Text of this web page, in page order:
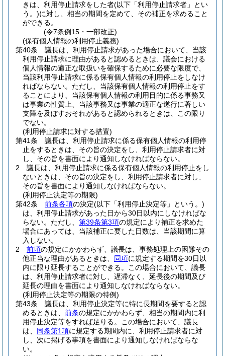
きは、利用停止請求をした者(以下「利用停止請求者」とい
う。)に対し、相当の期間を定めて、その補正を求めること
ができる。
(令7条例15・一部改正)
(保有個人情報の利用停止義務)
第40条
議長は、利用停止請求があった場合において、当該
利用停止請求に理由があると認めるときは、議会における
個人情報の適正な取扱いを確保するために必要な限度で、
当該利用停止請求に係る保有個人情報の利用停止をしなけ
ればならない。 ただし、当該保有個人情報の利用停止をす
ることにより、当該保有個人情報の利用目的に係る事務又
は事業の性質上、当該事務又は事業の適正な遂行に著しい
支障を及ぼすおそれがあると認められるときは、この限り
でない。
(利用停止請求に対する措置)
第41条
議長は、利用停止請求に係る保有個人情報の利用停
止をするときは、その旨の決定をし、利用停止請求者に対
し、その旨を書面により通知しなければならない。
2
議長は、利用停止請求に係る保有個人情報の利用停止をし
ないときは、その旨の決定をし、利用停止請求者に対し、
その旨を書面により通知しなければならない。
(利用停止決定等の期限)
第42条
前条各項の決定(以下「利用停止決定等」という。)
は、利用停止請求があった日から30日以内にしなければな
らない。 ただし、 第39条第3項の規定により補正を求めた
場合にあっては、当該補正に要した日数は、当該期間に算
入しない。
2
前項の規定にかかわらず、議長は、事務処理上の困難その
他正当な理由があるときは、 同項に規定する期間を30日以
内に限り延長することができる。
この場合において、議長
は、利用停止請求者に対し、遅滞なく、延長後の期間及び
延長の理由を書面により通知しなければならない。
(利用停止決定等の期限の特例)
第43条
議長は、利用停止決定等に特に長期間を要すると認
めるときは、 前条の規定にかかわらず、相当の期間内に利
用停止決定等をすれば足りる。
この場合において、議長
は、 同条第1項に規定する期間内に、利用停止請求者に対
し、次に掲げる事項を書面により通知しなければならな
い。